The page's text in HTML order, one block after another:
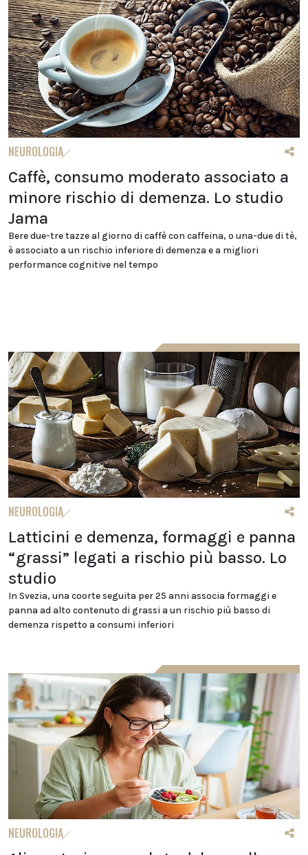
NEUROLOGIA
Caffè, consumo moderato associato a
minore rischio di demenza. Lo studio
Jama
Bere due-tre tazze al giorno di caffè con caffeina, o una-due di tè,
è associato a un rischio inferiore di demenza e a migliori
performance cognitive nel tempo
NEUROLOGIA
Latticini e demenza, formaggi e panna
“grassi” legati a rischio più basso. Lo
studio
In Svezia, una coorte seguita per 25 anni associa formaggi e
panna ad alto contenuto di grassi a un rischio più basso di
demenza rispetto a consumi inferiori
NEUROLOGIA